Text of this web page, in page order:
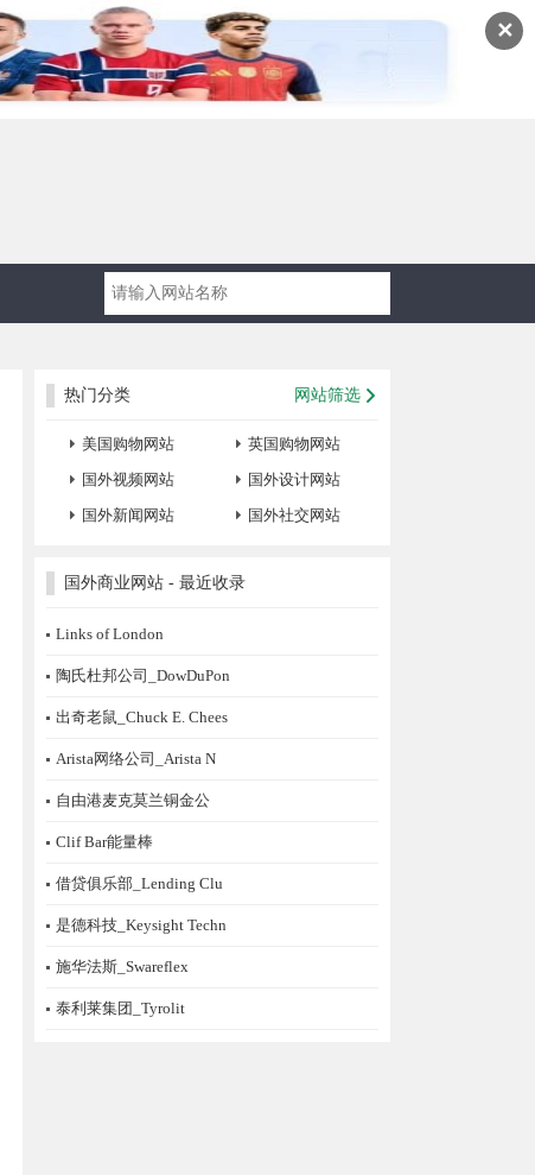
✕
热门分类 网站筛选
美国购物网站
英国购物网站
国外视频网站
国外设计网站
国外新闻网站
国外社交网站
国外商业网站 - 最近收录
Links of London
陶氏杜邦公司_DowDuPon
出奇老鼠_Chuck E. Chees
Arista网络公司_Arista N
自由港麦克莫兰铜金公
Clif Bar能量棒
借贷俱乐部_Lending Clu
是德科技_Keysight Techn
施华法斯_Swareflex
泰利莱集团_Tyrolit